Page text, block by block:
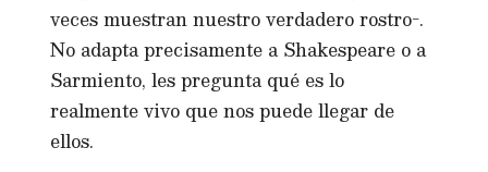
veces muestran nuestro verdadero rostro-.
No adapta precisamente a Shakespeare o a
Sarmiento, les pregunta qué es lo
realmente vivo que nos puede llegar de
ellos.